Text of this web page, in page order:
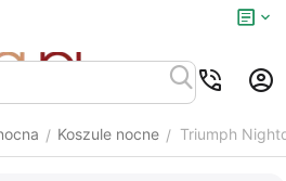
/ Koszule nocne / Triumph